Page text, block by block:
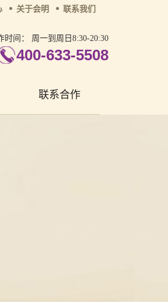
关于会明 联系我们
时间： 周一到周日8:30-20:30
400-633-5508
联系合作